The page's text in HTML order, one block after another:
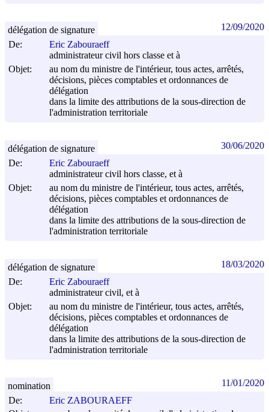
De:
Eric Zabouraeff
administrateur civil hors classe et à
Objet:
au nom du ministre de l'intérieur, tous actes, arrêtés,
décisions, pièces comptables et ordonnances de
délégation
dans la limite des attributions de la sous-direction de
l'administration territoriale
délégation de signature 12/09/2020
De:
Eric Zabouraeff
administrateur civil hors classe, et à
Objet:
au nom du ministre de l'intérieur, tous actes, arrêtés,
décisions, pièces comptables et ordonnances de
délégation
dans la limite des attributions de la sous-direction de
l'administration territoriale
délégation de signature 30/06/2020
De:
Eric Zabouraeff
administrateur civil, et à
Objet:
au nom du ministre de l'intérieur, tous actes, arrêtés,
décisions, pièces comptables et ordonnances de
délégation
dans la limite des attributions de la sous-direction de
l'administration territoriale
délégation de signature 18/03/2020
De:
Eric ZABOURAEFF
nomination 11/01/2020